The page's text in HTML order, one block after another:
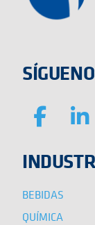
BEBIDAS
QUÍMICA